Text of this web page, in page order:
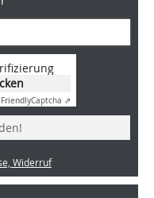
FriendlyCaptcha ⇗
Widerruf